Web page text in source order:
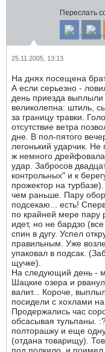
Переслать
25.11.2005, 13:13
На днях посещена
А если серьезно -
день приезда
великолепна: штиль,
за границу травки.
отсутствие ветра
дне. В пол-пятого
легонький ударчик. Не
ж немного
удар. Забросов
контрольных" и к
прожектор на
чем раньше. Пару
подсекаю... есть!
по крайней мере пару
идет, но не бардзо
спин в дугу. Успел
правильным. Уже
упаковал в подсак.
щучке).
На следующий день -
Шацкие озера и
валит... Короче,
посидели с хохлами
Продержались час
обсасывая тульпаны.
полторашку и еще
(отдана товарищу).